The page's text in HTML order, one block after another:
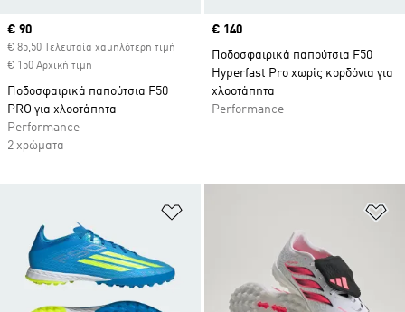
Current price
€ 90
€ 85,50 Τελευταία χαμηλότερη τιμή
€ 150 Αρχική τιμή
Ποδοσφαιρικά παπούτσια F50
PRO για χλοοτάπητα
Performance
2 χρώματα
Price
€ 140
Ποδοσφαιρικά παπούτσια F50
Hyperfast Pro χωρίς κορδόνια για
χλοοτάπητα
Performance
Προσθήκη στη Λίστα Επιθυμιών